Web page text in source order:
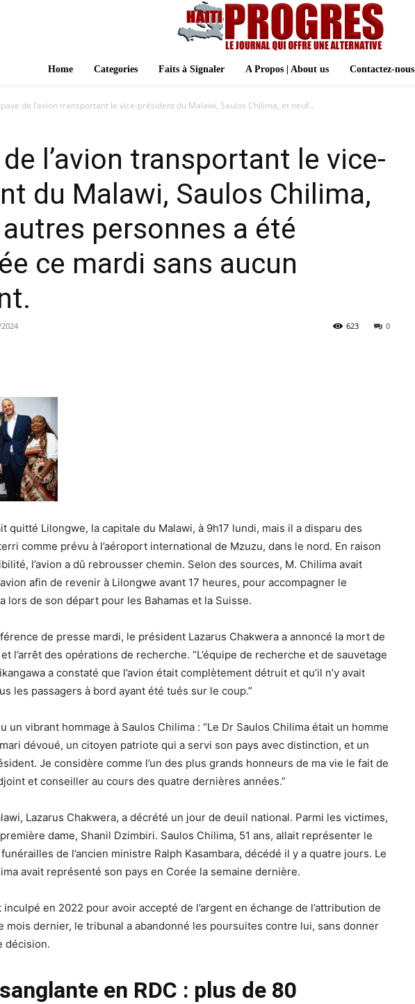
Home Categories Faits à Signaler A Propos | About us Contactez-nous
de l’avion transportant le vice-président du Malawi, Saulos Chilima, et neuf...
de l’avion transportant le vice-
du Malawi, Saulos Chilima,
personnes a été
ce mardi sans aucun
0
623
quitté Lilongwe, la capitale du Malawi, à 9h17 lundi, mais il a disparu des
comme prévu à l’aéroport international de Mzuzu, dans le nord. En raison
l’avion a dû rebrousser chemin. Selon des sources, M. Chilima avait
afin de revenir à Lilongwe avant 17 heures, pour accompagner le
lors de son départ pour les Bahamas et la Suisse.
de presse mardi, le président Lazarus Chakwera a annoncé la mort de
l’arrêt des opérations de recherche. “L’équipe de recherche et de sauvetage
a constaté que l’avion était complètement détruit et qu’il n’y avait
les passagers à bord ayant été tués sur le coup.”
un vibrant hommage à Saulos Chilima : “Le Dr Saulos Chilima était un homme
dévoué, un citoyen patriote qui a servi son pays avec distinction, et un
Je considère comme l’un des plus grands honneurs de ma vie le fait de
et conseiller au cours des quatre dernières années.”
Lazarus Chakwera, a décrété un jour de deuil national. Parmi les victimes,
dame, Shanil Dzimbiri. Saulos Chilima, 51 ans, allait représenter le
de l’ancien ministre Ralph Kasambara, décédé il y a quatre jours. Le
avait représenté son pays en Corée la semaine dernière.
en 2022 pour avoir accepté de l’argent en échange de l’attribution de
mois dernier, le tribunal a abandonné les poursuites contre lui, sans donner
décision.
en RDC : plus de 80